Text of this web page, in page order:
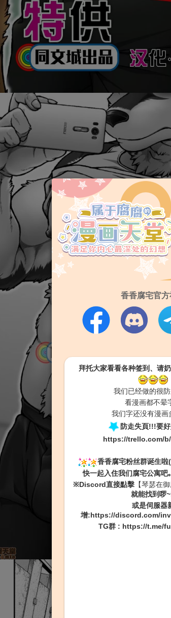
香香腐宅官
拜托大家看看各种签到、请
我们已经做的很
看漫画都不晕
我们字还没有漫画
防走失頁!!!要
https://trello.com/b/
香香腐宅粉丝群诞生啦(
快一起入住我们腐宅公寓吧
※Discord直接點擊【琴瑟在御
就能找到啰
或是伺服器
增:https://discord.com/
TG群 : https://t.me/